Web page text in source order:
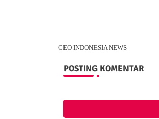
CEO INDONESIA NEWS
POSTING KOMENTAR